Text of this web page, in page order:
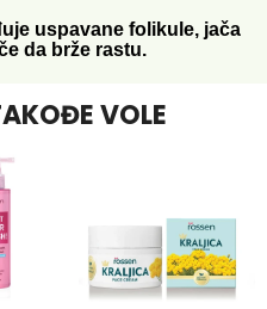
uspavane folikule, jača
da brže rastu.
VOLE